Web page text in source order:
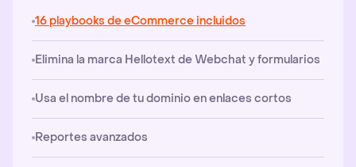
16 playbooks de eCommerce incluidos
Elimina la marca Hellotext de Webchat y formularios
Usa el nombre de tu dominio en enlaces cortos
Reportes avanzados